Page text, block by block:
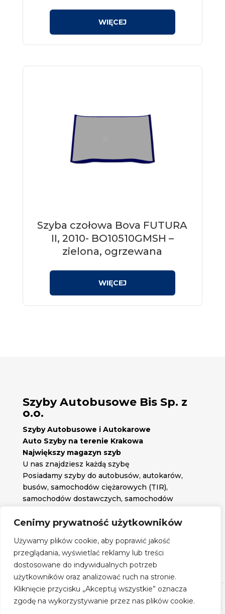
Cenimy prywatność użytkowników
Używamy plików cookie, aby poprawić jakość
przeglądania, wyświetlać reklamy lub treści
dostosowane do indywidualnych potrzeb
użytkowników oraz analizować ruch na stronie.
Kliknięcie przycisku „Akceptuj wszystkie” oznacza
zgodę na wykorzystywanie przez nas plików cookie.
Szyba czołowa Bova FUTURA
II, 2010- BO10510GMSH –
zielona, ogrzewana
Szyby Autobusowe Bis Sp. z
o.o.
Szyby Autobusowe i Autokarowe
Auto Szyby na terenie Krakowa
Największy magazyn szyb
U nas znajdziesz każdą szybę
Posiadamy szyby do autobusów, autokarów,
busów, samochodów ciężarowych (TIR),
samochodów dostawczych, samochodów
potrzebujesz.
Znajdź nas na: 
Obserwuj nas na:
Regulamin zakupów
Szyby Autobusowe- 2026| Realizacja: www.woh.group